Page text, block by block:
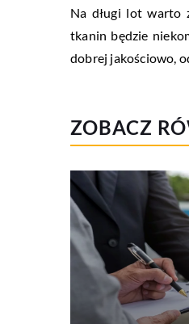
Na długi lot warto
tkanin będzie
dobrej jakościowo,
ZOBACZ